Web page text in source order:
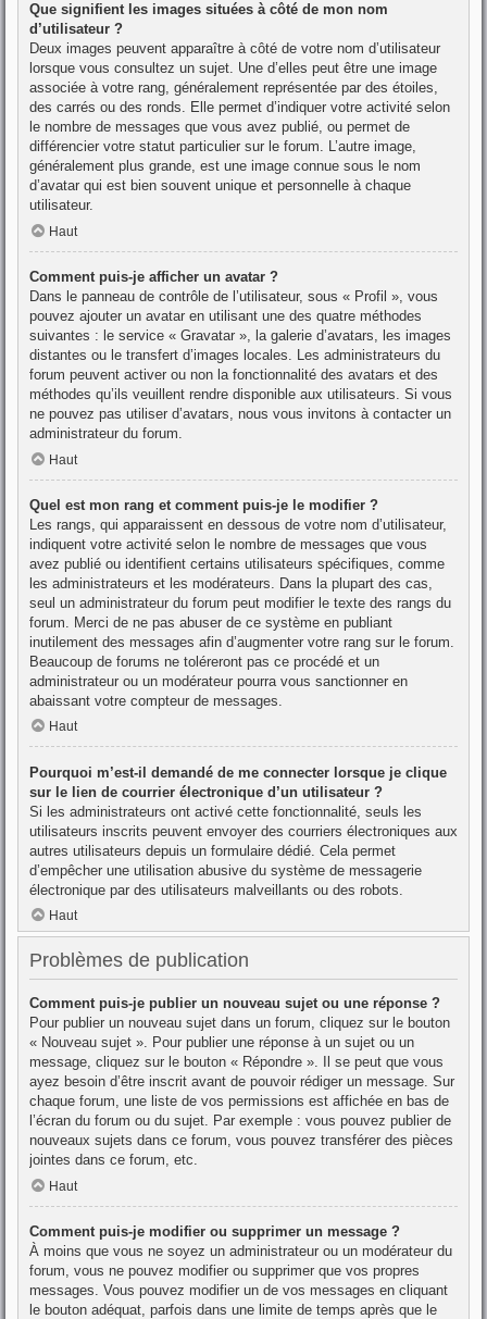
Que signifient les images situées à côté de mon nom
d’utilisateur ?
Deux images peuvent apparaître à côté de votre nom d’utilisateur
lorsque vous consultez un sujet. Une d’elles peut être une image
associée à votre rang, généralement représentée par des étoiles,
des carrés ou des ronds. Elle permet d’indiquer votre activité selon
le nombre de messages que vous avez publié, ou permet de
différencier votre statut particulier sur le forum. L’autre image,
généralement plus grande, est une image connue sous le nom
d’avatar qui est bien souvent unique et personnelle à chaque
utilisateur.
Haut
Comment puis-je afficher un avatar ?
Dans le panneau de contrôle de l’utilisateur, sous « Profil », vous
pouvez ajouter un avatar en utilisant une des quatre méthodes
suivantes : le service « Gravatar », la galerie d’avatars, les images
distantes ou le transfert d’images locales. Les administrateurs du
forum peuvent activer ou non la fonctionnalité des avatars et des
méthodes qu’ils veuillent rendre disponible aux utilisateurs. Si vous
ne pouvez pas utiliser d’avatars, nous vous invitons à contacter un
administrateur du forum.
Haut
Quel est mon rang et comment puis-je le modifier ?
Les rangs, qui apparaissent en dessous de votre nom d’utilisateur,
indiquent votre activité selon le nombre de messages que vous
avez publié ou identifient certains utilisateurs spécifiques, comme
les administrateurs et les modérateurs. Dans la plupart des cas,
seul un administrateur du forum peut modifier le texte des rangs du
forum. Merci de ne pas abuser de ce système en publiant
inutilement des messages afin d’augmenter votre rang sur le forum.
Beaucoup de forums ne toléreront pas ce procédé et un
administrateur ou un modérateur pourra vous sanctionner en
abaissant votre compteur de messages.
Haut
Pourquoi m’est-il demandé de me connecter lorsque je clique
sur le lien de courrier électronique d’un utilisateur ?
Si les administrateurs ont activé cette fonctionnalité, seuls les
utilisateurs inscrits peuvent envoyer des courriers électroniques aux
autres utilisateurs depuis un formulaire dédié. Cela permet
d’empêcher une utilisation abusive du système de messagerie
électronique par des utilisateurs malveillants ou des robots.
Haut
Problèmes de publication
Comment puis-je publier un nouveau sujet ou une réponse ?
Pour publier un nouveau sujet dans un forum, cliquez sur le bouton
« Nouveau sujet ». Pour publier une réponse à un sujet ou un
message, cliquez sur le bouton « Répondre ». Il se peut que vous
ayez besoin d’être inscrit avant de pouvoir rédiger un message. Sur
chaque forum, une liste de vos permissions est affichée en bas de
l’écran du forum ou du sujet. Par exemple : vous pouvez publier de
nouveaux sujets dans ce forum, vous pouvez transférer des pièces
jointes dans ce forum, etc.
Haut
Comment puis-je modifier ou supprimer un message ?
À moins que vous ne soyez un administrateur ou un modérateur du
forum, vous ne pouvez modifier ou supprimer que vos propres
messages. Vous pouvez modifier un de vos messages en cliquant
le bouton adéquat, parfois dans une limite de temps après que le